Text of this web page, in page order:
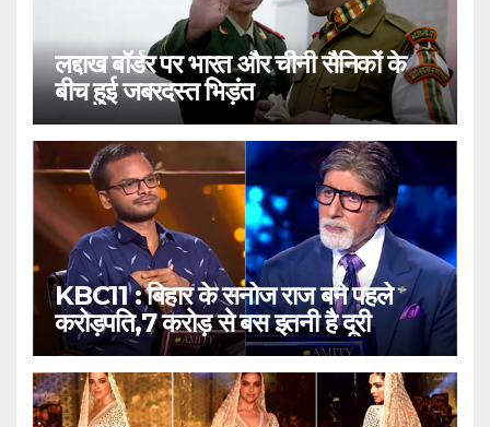
लद्दाख बॉर्डर पर भारत और चीनी सैनिकों के
बीच हुई जबरदस्त भिड़ंत
KBC11 : बिहार के सनोज राज बने पहले
करोड़पति,7 करोड़ से बस इतनी है दूरी